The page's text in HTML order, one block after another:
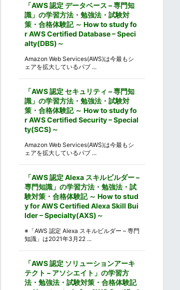
「AWS 認定 データベース – 専門知
識」の学習方法・勉強法・試験対
策・合格体験記 ～ How to study fo
r AWS Certified Database – Speci
alty(DBS)～
Amazon Web Services(AWS)は今最もシ
ェアを拡大しているパブ ...
「AWS 認定 セキュリティ – 専門知
識」の学習方法・勉強法・試験対
策・合格体験記 ～ How to study fo
r AWS Certified Security – Special
ty(SCS)～
Amazon Web Services(AWS)は今最もシ
ェアを拡大しているパブ ...
「AWS 認定 Alexa スキルビルダー –
専門知識」の学習方法・勉強法・試
験対策・合格体験記 ～ How to stud
y for AWS Certified Alexa Skill Bui
lder – Specialty(AXS)～
※「AWS 認定 Alexa スキルビルダー – 専門
知識」は2021年3月22 ...
「AWS 認定 ソリューションアーキ
テクト – アソシエイト」の学習方
法・勉強法・試験対策・合格体験記